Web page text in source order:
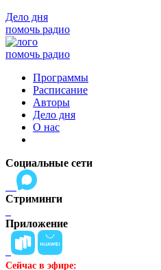
Дело дня
помочь радио
помочь радио
Программы
Расписание
Авторы
Дело дня
О нас
Социальные сети
Стриминги
Приложение
Сейчас в эфире: